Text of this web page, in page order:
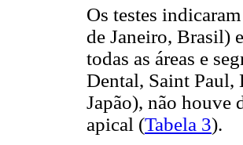
Os testes
de Janeiro, Brasil)
todas as áreas e
Dental, Saint Paul,
Japão), não houve
apical (Tabela 3).